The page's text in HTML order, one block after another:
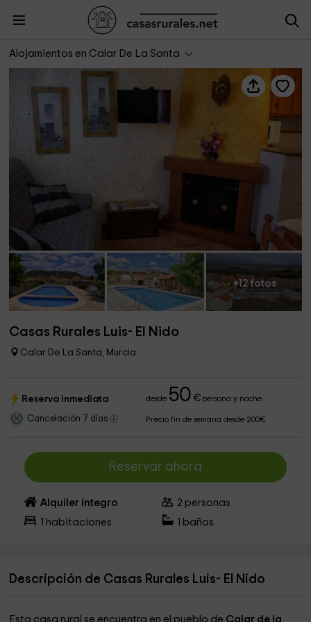
Alojamientos en Calar De La Santa
Casas Rurales Luis- El Nido
+12 fotos
Casas Rurales Luis- El Nido
Calar De La Santa, Murcia
Reserva inmediata desde 50 €persona y noche
Cancelación 7 días Precio fin de semana desde 200€
Reservar ahora
Alquiler íntegro 2 personas
habitaciones baños
Descripción de Casas Rurales Luis- El Nido
Esta casa rural se encuentra en el pueblo de Calar de la